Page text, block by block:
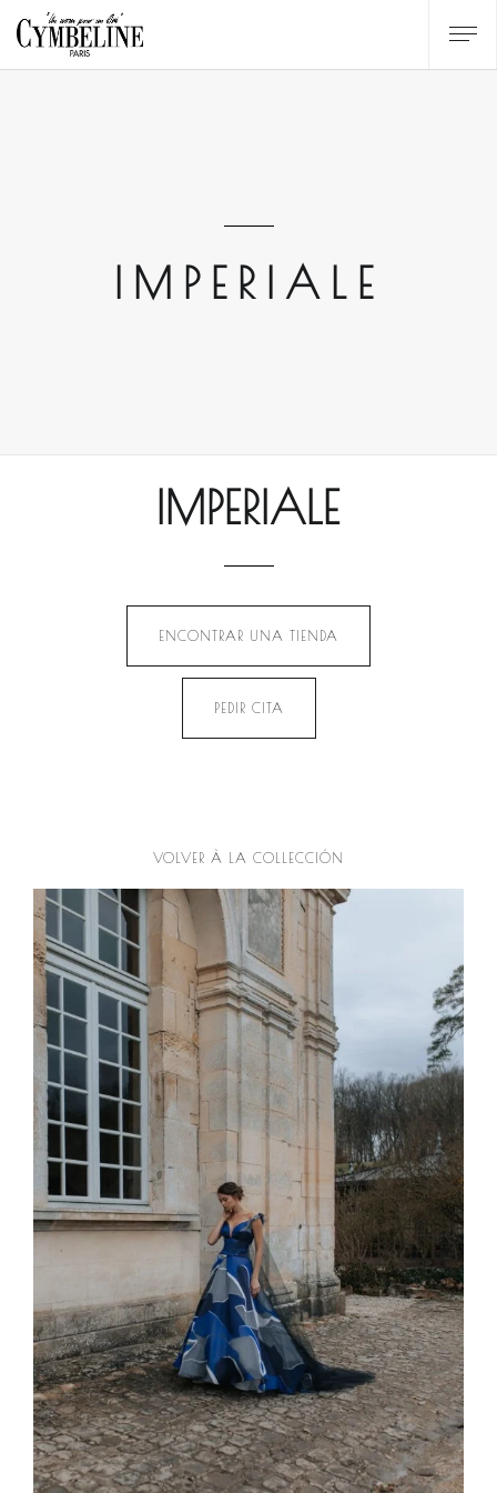
IMPERIALE
IMPERIALE
ENCONTRAR UNA TIENDA
PEDIR CITA
VOLVER À LA COLLECCIÓN